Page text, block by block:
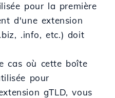
pour la première
d'une extension
.info, etc.) doit
cas où cette boîte
pour
gTLD, vous